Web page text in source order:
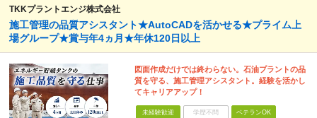
TKKプラントエンジ株式会社
施工管理の品質アシスタント★AutoCADを活かせる★プライム上
場グループ★賞与年4ヵ月★年休120日以上
図面作成だけでは終わらない。石油プラントの品
質を守る、施工管理アシスタント。経験を活かし
てキャリアアップ！
未経験歓迎 学歴不問 ベテランOK